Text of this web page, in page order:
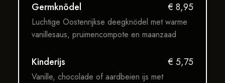
Germknödel € 8,95
Luchtige Oostenrijkse deegknödel met warme
vanillesaus, pruimencompote en maanzaad
Kinderijs € 5,75
Vanille, chocolade of aardbeien ijs met